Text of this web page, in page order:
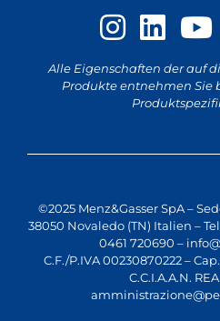
Alle Eigenschaften der auf
Produkte entnehmen Sie
©2025 Menz&Gasser SpA –
38050 Novaledo (TN) Italien –
0461 720690 –
C.F./P.IVA 00230870222 –
C.C.I.A.A.N.